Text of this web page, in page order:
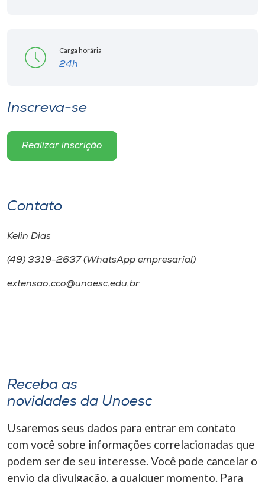
Carga horária
24h
Inscreva-se
Realizar inscrição
Contato
Kelin Dias
(49) 3319-2637 (WhatsApp empresarial)
extensao.cco@unoesc.edu.br
Receba as
novidades da Unoesc
Usaremos seus dados para entrar em contato
com você sobre informações correlacionadas que
podem ser de seu interesse. Você pode cancelar o
envio da divulgação, a qualquer momento. Para